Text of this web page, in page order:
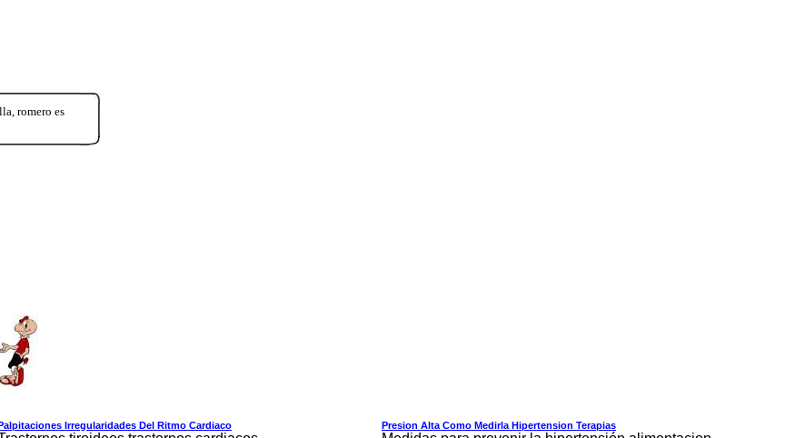
romero es
Irregularidades Del Rit­mo Cardiaco Presion Alta Como Medirla Hipertension Terapias